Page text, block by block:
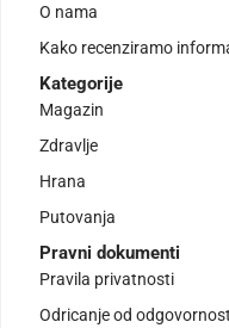
O nama
Kako recenziramo
Kategorije
Magazin
Zdravlje
Hrana
Putovanja
Pravni dokumenti
Pravila privatnosti
Odricanje od